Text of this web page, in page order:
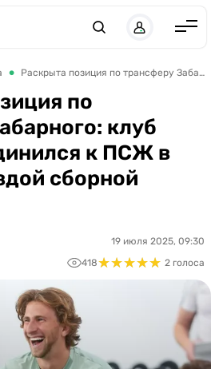
Испания
Германия
Италия
Франция
ЧЕ-2028
Букмекеры
Казино
Раскрыта позиция по трансферу Забарного: клуб АПЛ присоединился к ПСЖ в гонке за звездой сборной Украины
по
клуб
к ПСЖ в
сборной
19 июля 2025, 09:30
418★★★★★
★★★★★ 2 голоса